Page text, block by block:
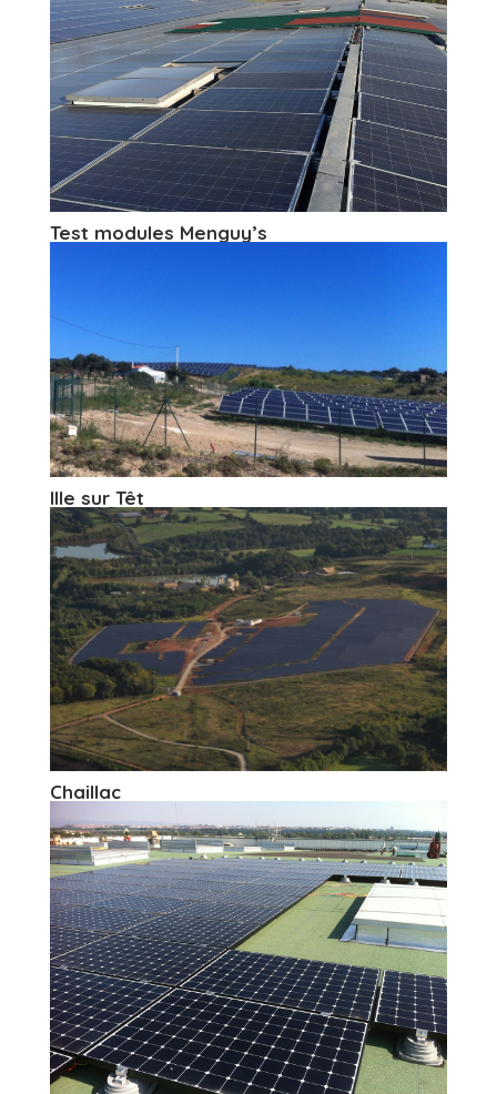
Test modules Menguy’s
Ille sur Têt
Chaillac